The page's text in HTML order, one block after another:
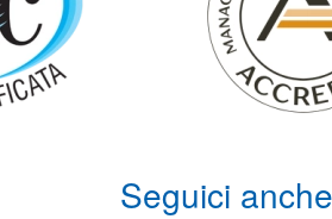
Seguici